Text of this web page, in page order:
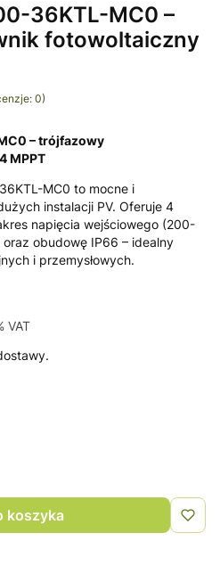
36KTL-MC0 –
fotowoltaiczny
0)
– trójfazowy
MPPT
MC0 to mocne i
instalacji PV. Oferuje 4
napięcia wejściowego (200-
obudowę IP66 – idealny
i przemysłowych.
VAT
VAT
koszyka